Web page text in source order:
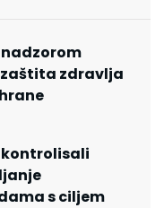
zdravlja
kontrolisali
s ciljem